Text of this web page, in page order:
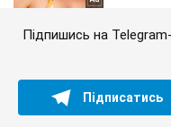
Підпишись на
Підписатись